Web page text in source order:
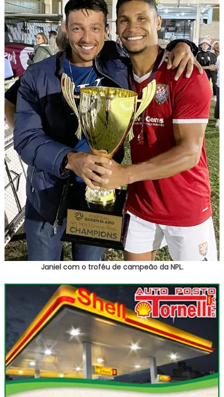
Janiel com o troféu de campeão da NPL.